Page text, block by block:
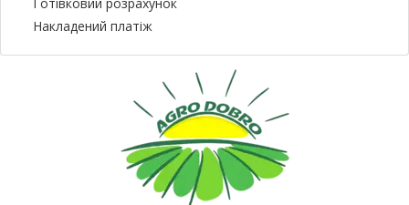
Накладений платіж